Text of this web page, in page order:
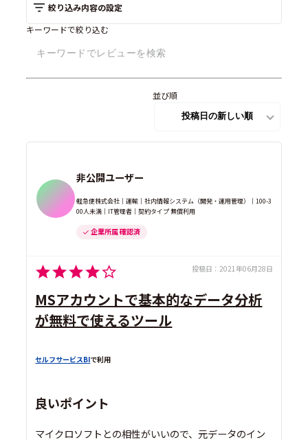
絞り込み内容の設定
キーワードで絞り込む
並び順
非公開ユーザー
軽急便株式会社｜運輸｜社内情報システム（開発・運用管理）｜100-3
00人未満｜IT管理者｜契約タイプ 無償利用
企業所属 確認済
投稿日： 2021年06月28日
MSアカウントで基本的なデータ分析
が無料で使えるツール
セルフサービスBIで利用
良いポイント
マイクロソフトとの相性がいいので、元データのイン